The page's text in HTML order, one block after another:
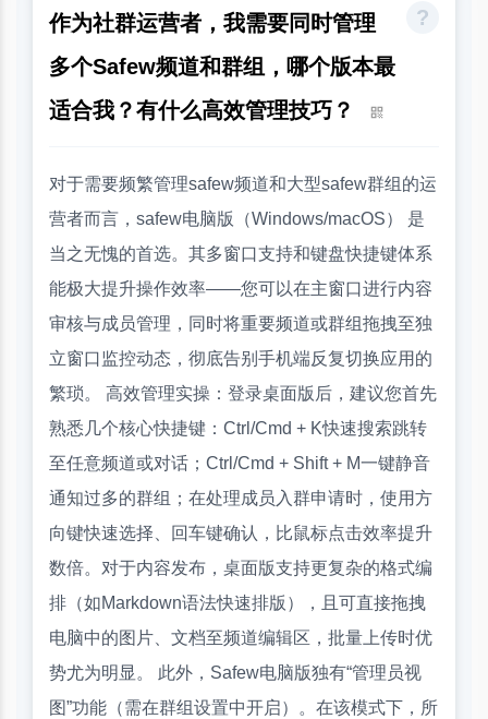
作为社群运营者，我需要同时管理
多个Safew频道和群组，哪个版本最
适合我？有什么高效管理技巧？
对于需要频繁管理safew频道和大型safew群组的运
营者而言，safew电脑版（Windows/macOS） 是
当之无愧的首选。其多窗口支持和键盘快捷键体系
能极大提升操作效率——您可以在主窗口进行内容
审核与成员管理，同时将重要频道或群组拖拽至独
立窗口监控动态，彻底告别手机端反复切换应用的
繁琐。 高效管理实操：登录桌面版后，建议您首先
熟悉几个核心快捷键：Ctrl/Cmd + K快速搜索跳转
至任意频道或对话；Ctrl/Cmd + Shift + M一键静音
通知过多的群组；在处理成员入群申请时，使用方
向键快速选择、回车键确认，比鼠标点击效率提升
数倍。对于内容发布，桌面版支持更复杂的格式编
排（如Markdown语法快速排版），且可直接拖拽
电脑中的图片、文档至频道编辑区，批量上传时优
势尤为明显。 此外，Safew电脑版独有“管理员视
图”功能（需在群组设置中开启）。在该模式下，所